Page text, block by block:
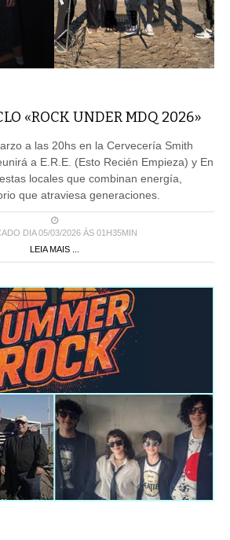
«ROCK UNDER MDQ 2026»
a las 20hs en la Cervecería Smith
a E.R.E. (Esto Recién Empieza) y En
locales que combinan energía,
que atraviesa generaciones.
DIA 05/03/2026 ÀS 01H35MIN
LEIA MAIS ...